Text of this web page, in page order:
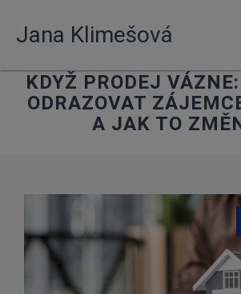
Jana Klimešová
KDYŽ PRODEJ
ODRAZOVAT
A JAK TO